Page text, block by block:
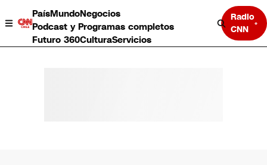
PaísMundoNegocios
Podcast y Programas completos
Futuro 360CulturaServicios
Radio
CNN